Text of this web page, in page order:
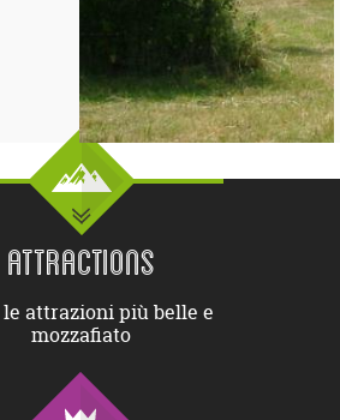
ATTRACTIONS
attrazioni più belle e
mozzafiato